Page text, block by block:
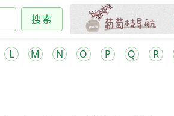
搜索
L M N O P Q R